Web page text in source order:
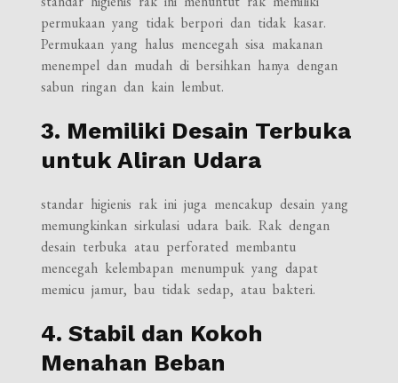
permukaan yang tidak berpori dan tidak kasar.
Permukaan yang halus mencegah sisa makanan
menempel dan mudah di bersihkan hanya dengan
sabun ringan dan kain lembut.
3. Memiliki Desain Terbuka
untuk Aliran Udara
standar higienis rak ini juga mencakup desain yang
memungkinkan sirkulasi udara baik. Rak dengan
desain terbuka atau perforated membantu
mencegah kelembapan menumpuk yang dapat
memicu jamur, bau tidak sedap, atau bakteri.
4. Stabil dan Kokoh
Menahan Beban